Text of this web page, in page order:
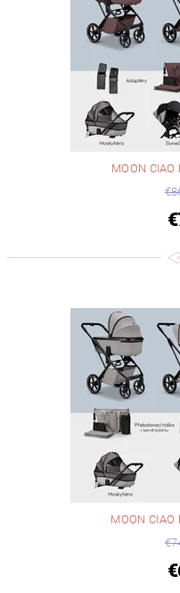
MOON CIAO
MOON CIAO